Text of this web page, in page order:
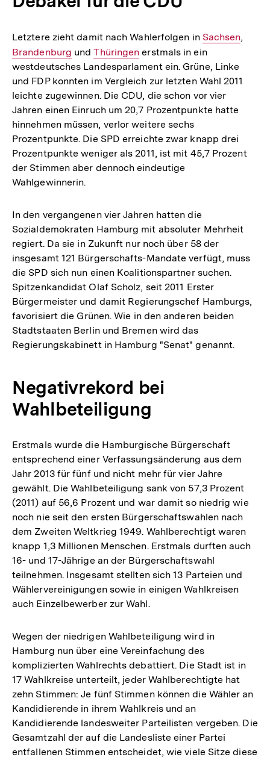
Letztere zieht damit nach Wahlerfolgen in Interner
Link:
Sachsen,
Brandenburg undInterner
Link:
Thüringen erstmals in ein
westdeutsches Landesparlament ein. Grüne, Linke
und FDP konnten im Vergleich zur letzten Wahl 2011
leichte zugewinnen. Die CDU, die schon vor vier
Jahren einen Einruch um 20,7 Prozentpunkte hatte
hinnehmen müssen, verlor weitere sechs
Prozentpunkte. Die SPD erreichte zwar knapp drei
Prozentpunkte weniger als 2011, ist mit 45,7 Prozent
der Stimmen aber dennoch eindeutige
Wahlgewinnerin.
In den vergangenen vier Jahren hatten die
Sozialdemokraten Hamburg mit absoluter Mehrheit
regiert. Da sie in Zukunft nur noch über 58 der
insgesamt 121 Bürgerschafts-Mandate verfügt, muss
die SPD sich nun einen Koalitionspartner suchen.
Spitzenkandidat Olaf Scholz, seit 2011 Erster
Bürgermeister und damit Regierungschef Hamburgs,
favorisiert die Grünen. Wie in den anderen beiden
Stadtstaaten Berlin und Bremen wird das
Regierungskabinett in Hamburg "Senat" genannt.
Negativrekord bei
Wahlbeteiligung
Erstmals wurde die Hamburgische Bürgerschaft
entsprechend einer Verfassungsänderung aus dem
Jahr 2013 für fünf und nicht mehr für vier Jahre
gewählt. Die Wahlbeteiligung sank von 57,3 Prozent
(2011) auf 56,6 Prozent und war damit so niedrig wie
noch nie seit den ersten Bürgerschaftswahlen nach
dem Zweiten Weltkrieg 1949. Wahlberechtigt waren
knapp 1,3 Millionen Menschen. Erstmals durften auch
16- und 17-Jährige an der Bürgerschaftswahl
teilnehmen. Insgesamt stellten sich 13 Parteien und
Wählervereinigungen sowie in einigen Wahlkreisen
auch Einzelbewerber zur Wahl.
Wegen der niedrigen Wahlbeteiligung wird in
Hamburg nun über eine Vereinfachung des
komplizierten Wahlrechts debattiert. Die Stadt ist in
17 Wahlkreise unterteilt, jeder Wahlberechtigte hat
zehn Stimmen: Je fünf Stimmen können die Wähler an
Kandidierende in ihrem Wahlkreis und an
Kandidierende landesweiter Parteilisten vergeben. Die
Gesamtzahl der auf die Landesliste einer Partei
entfallenen Stimmen entscheidet, wie viele Sitze diese